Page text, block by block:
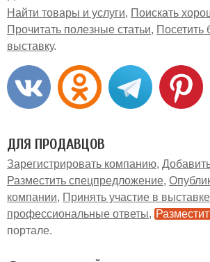
Найти товары и услуги
Поискать
Прочитать полезные статьи
выставку
ДЛЯ ПРОДАВЦОВ
Зарегистрировать компанию
Разместить спецпредложение
компании
Принять участие в выставке
профессиональные ответы
портале